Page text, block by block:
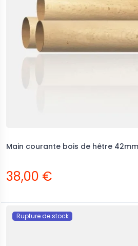
Main courante bois de hêtre 42mm
38,00 €
Rupture de stock